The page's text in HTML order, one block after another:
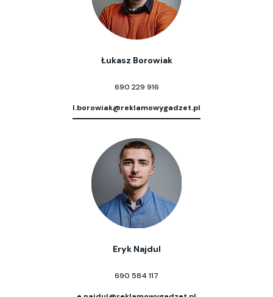
Łukasz Borowiak
690 229 916
l.borowiak@reklamowygadzet.pl
Eryk Najdul
690 584 117